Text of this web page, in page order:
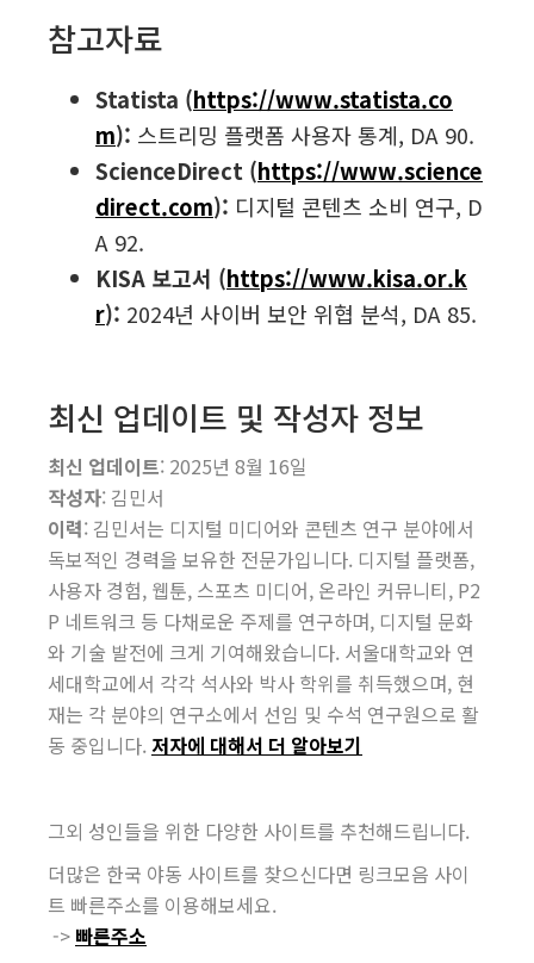
참고자료
Statista (https://www.statista.co
m): 스트리밍 플랫폼 사용자 통계, DA 90.
ScienceDirect (https://www.science
direct.com): 디지털 콘텐츠 소비 연구, D
A 92.
KISA 보고서 (https://www.kisa.or.k
r): 2024년 사이버 보안 위협 분석, DA 85.
최신 업데이트 및 작성자 정보
최신 업데이트: 2025년 8월 16일
작성자: 김민서
이력: 김민서는 디지털 미디어와 콘텐츠 연구 분야에서
독보적인 경력을 보유한 전문가입니다. 디지털 플랫폼,
사용자 경험, 웹툰, 스포츠 미디어, 온라인 커뮤니티, P2
P 네트워크 등 다채로운 주제를 연구하며, 디지털 문화
와 기술 발전에 크게 기여해왔습니다. 서울대학교와 연
세대학교에서 각각 석사와 박사 학위를 취득했으며, 현
재는 각 분야의 연구소에서 선임 및 수석 연구원으로 활
동 중입니다. 저자에 대해서 더 알아보기
그외 성인들을 위한 다양한 사이트를 추천해드립니다.
더많은 한국 야동 사이트를 찾으신다면 링크모음 사이
트 빠른주소를 이용해보세요.
-> 빠른주소